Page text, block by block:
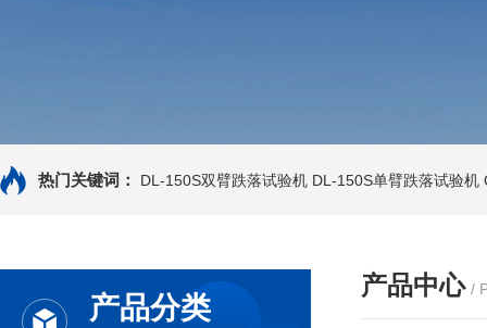
热门关键词： DL-150S双臂跌落试验机 DL-150S单臂跌落试验机
产品分类
产品中心 /